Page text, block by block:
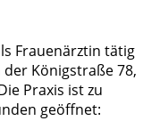
Frauenärztin tätig
Königstraße 78,
Praxis ist zu
geöffnet: